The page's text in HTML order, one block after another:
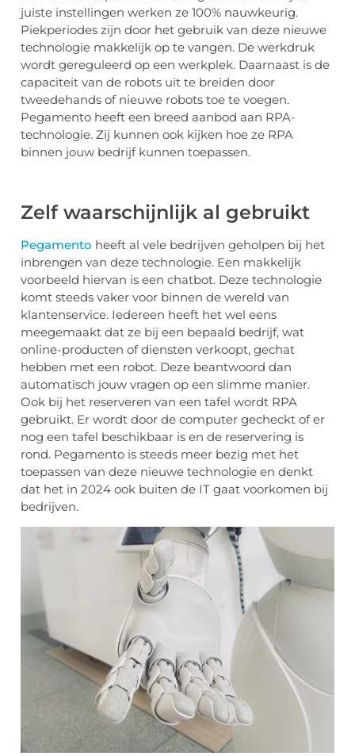
juiste instellingen werken ze 100% nauwkeurig.
Piekperiodes zijn door het gebruik van deze nieuwe
technologie makkelijk op te vangen. De werkdruk
wordt gereguleerd op een werkplek. Daarnaast is de
capaciteit van de robots uit te breiden door
tweedehands of nieuwe robots toe te voegen.
Pegamento heeft een breed aanbod aan RPA-
technologie. Zij kunnen ook kijken hoe ze RPA
binnen jouw bedrijf kunnen toepassen.
Zelf waarschijnlijk al gebruikt
Pegamento heeft al vele bedrijven geholpen bij het
inbrengen van deze technologie. Een makkelijk
voorbeeld hiervan is een chatbot. Deze technologie
komt steeds vaker voor binnen de wereld van
klantenservice. Iedereen heeft het wel eens
meegemaakt dat ze bij een bepaald bedrijf, wat
online-producten of diensten verkoopt, gechat
hebben met een robot. Deze beantwoord dan
automatisch jouw vragen op een slimme manier.
Ook bij het reserveren van een tafel wordt RPA
gebruikt. Er wordt door de computer gecheckt of er
nog een tafel beschikbaar is en de reservering is
rond. Pegamento is steeds meer bezig met het
toepassen van deze nieuwe technologie en denkt
dat het in 2024 ook buiten de IT gaat voorkomen bij
bedrijven.